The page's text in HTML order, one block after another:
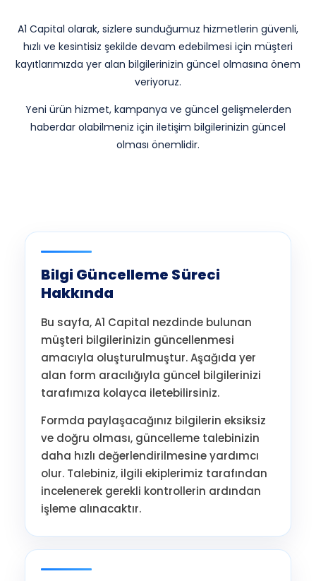
A1 Capital olarak, sizlere sunduğumuz hizmetlerin güvenli,
hızlı ve kesintisiz şekilde devam edebilmesi için müşteri
kayıtlarımızda yer alan bilgilerinizin güncel olmasına önem
veriyoruz.
Yeni ürün hizmet, kampanya ve güncel gelişmelerden
haberdar olabilmeniz için iletişim bilgilerinizin güncel
olması önemlidir.
Bilgi Güncelleme Süreci
Hakkında
Bu sayfa, A1 Capital nezdinde bulunan
müşteri bilgilerinizin güncellenmesi
amacıyla oluşturulmuştur. Aşağıda yer
alan form aracılığıyla güncel bilgilerinizi
tarafımıza kolayca iletebilirsiniz.
Formda paylaşacağınız bilgilerin eksiksiz
ve doğru olması, güncelleme talebinizin
daha hızlı değerlendirilmesine yardımcı
olur. Talebiniz, ilgili ekiplerimiz tarafından
incelenerek gerekli kontrollerin ardından
işleme alınacaktır.